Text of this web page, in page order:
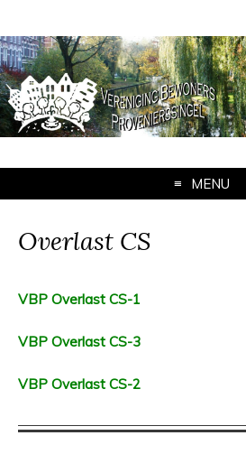
MENU
Overlast CS
VBP Overlast CS-1
VBP Overlast CS-3
VBP Overlast CS-2